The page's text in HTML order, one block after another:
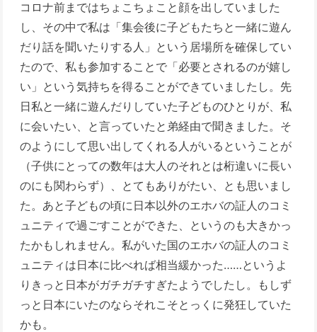
コロナ前まではちょこちょこと顔を出していました
し、その中で私は「集会後に子どもたちと一緒に遊ん
だり話を聞いたりする人」という居場所を確保してい
たので、私も参加することで「必要とされるのが嬉し
い」という気持ちを得ることができていましたし。先
日私と一緒に遊んだりしていた子どものひとりが、私
に会いたい、と言っていたと弟経由で聞きました。そ
のようにして思い出してくれる人がいるということが
（子供にとっての数年は大人のそれとは桁違いに長い
のにも関わらず）、とてもありがたい、とも思いまし
た。あと子どもの頃に日本以外のエホバの証人のコミ
ュニティで過ごすことができた、というのも大きかっ
たかもしれません。私がいた国のエホバの証人のコミ
ュニティは日本に比べれば相当緩かった……というよ
りきっと日本がガチガチすぎたようでしたし。もしず
っと日本にいたのならそれこそとっくに発狂していた
かも。